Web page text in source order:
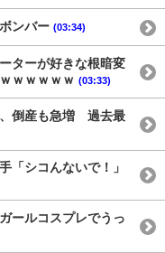
ンバー (03:34)
ターが好きな根暗変
ｗｗｗｗｗ (03:33)
、倒産も急増 過去最
「シコんないで！」
ールコスプレでうっ